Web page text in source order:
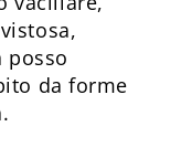
posso
da forme